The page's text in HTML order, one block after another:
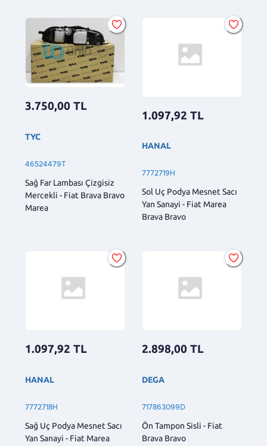
3.750,00 TL
TYC
46524479T
Sağ Far Lambası Çizgisiz
Mercekli - Fiat Brava Bravo
Marea
1.097,92 TL
HANAL
7772719H
Sol Uç Podya Mesnet Sacı
Yan Sanayi - Fiat Marea
Brava Bravo
1.097,92 TL
HANAL
7772718H
Sağ Uç Podya Mesnet Sacı
Yan Sanayi - Fiat Marea
2.898,00 TL
DEGA
717863099D
Ön Tampon Sisli - Fiat
Brava Bravo